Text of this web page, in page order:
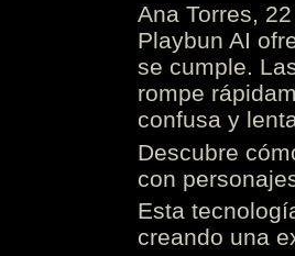
Ana Torres,
Playbun AI
se cumple.
rompe
confusa y
Descubre
con
Esta
creando una